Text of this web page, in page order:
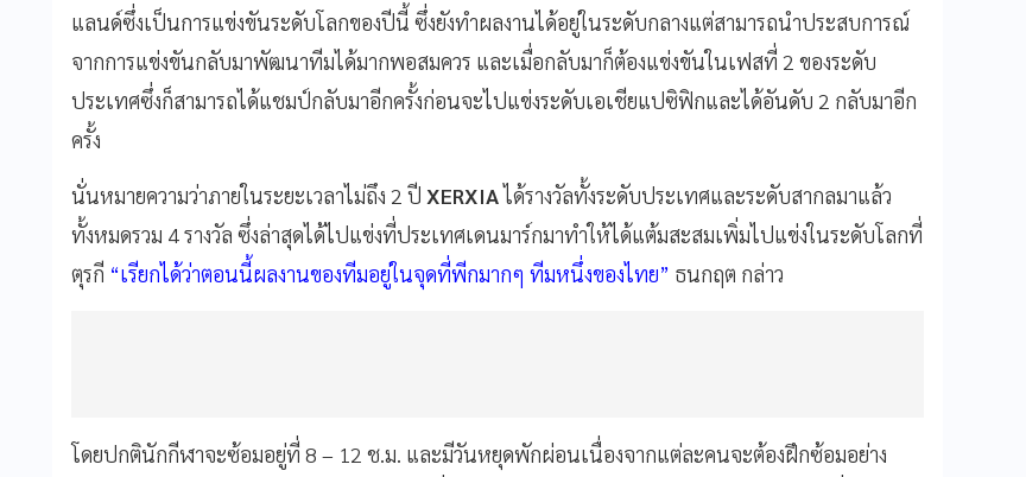
แลนด์ซึ่งเป็นการแข่งขันระดับโลกของปีนี้ ซึ่งยังทำผลงานได้อยู่ในระดับกลางแต่สามารถนำประสบการณ์
จากการแข่งขันกลับมาพัฒนาทีมได้มากพอสมควร และเมื่อกลับมาก็ต้องแข่งขันในเฟสที่ 2 ของระดับ
ประเทศซึ่งก็สามารถได้แชมป์กลับมาอีกครั้งก่อนจะไปแข่งระดับเอเชียแปซิฟิกและได้อันดับ 2 กลับมาอีก
ครั้ง
นั่นหมายความว่าภายในระยะเวลาไม่ถึง 2 ปี XERXIAได้รางวัลทั้งระดับประเทศและระดับสากลมาแล้ว
ทั้งหมดรวม 4 รางวัล ซึ่งล่าสุดได้ไปแข่งที่ประเทศเดนมาร์กมาทำให้ได้แต้มสะสมเพิ่มไปแข่งในระดับโลกที่
ตุรกี “เรียกได้ว่าตอนนี้ผลงานของทีมอยู่ในจุดที่พีกมากๆ ทีมหนึ่งของไทย” ธนกฤต กล่าว
โดยปกตินักกีฬาจะซ้อมอยู่ที่ 8 – 12 ช.ม. และมีวันหยุดพักผ่อนเนื่องจากแต่ละคนจะต้องฝึกซ้อมอย่าง